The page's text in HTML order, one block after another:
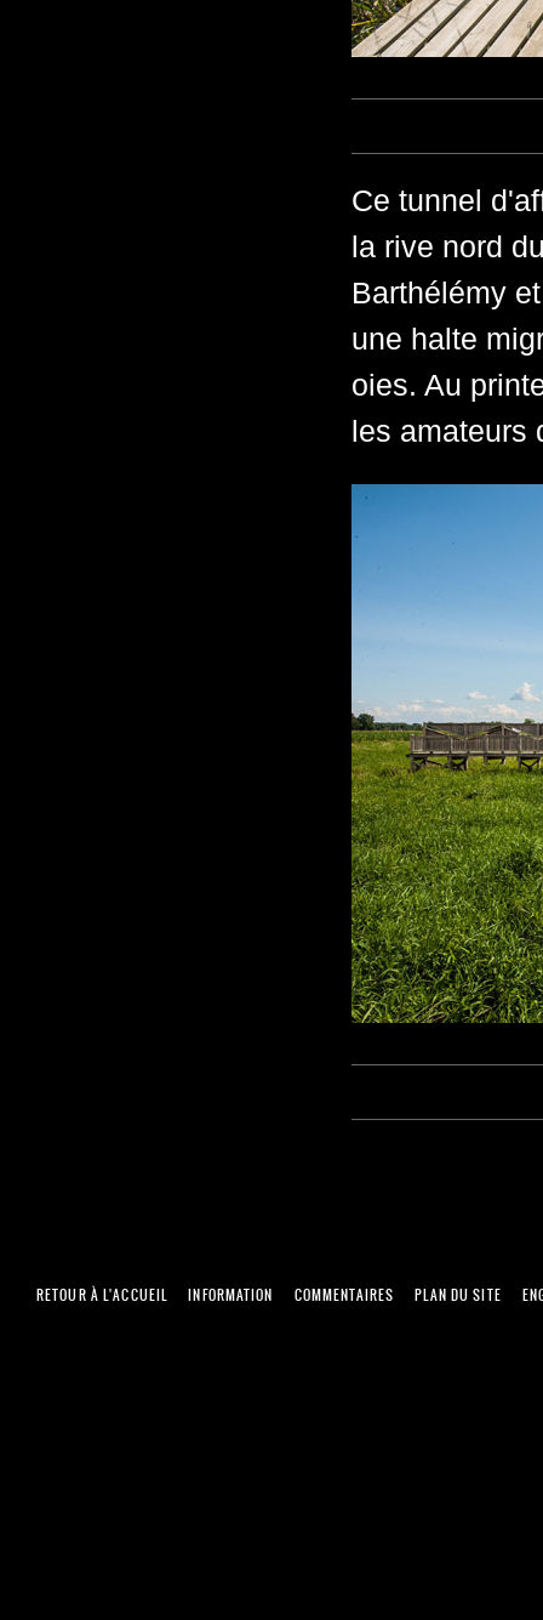
Ce tunnel
la rive nord
Barthélémy
une halte
oies. Au
les amateurs
RETOUR À L'ACCUEIL INFORMATION COMMENTAIRES PLAN DU SITE